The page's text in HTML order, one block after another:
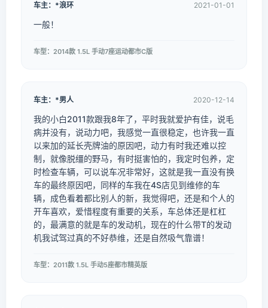
车主：*浪环 2021-01-01
一般！
车型：2014款 1.5L 手动7座运动都市C版
车主：*男人 2020-12-14
我的小白2011款跟我8年了，平时我就爱护有佳，说毛
病并没有，说动力吧，我感觉一直很稳定，也许我一直
以来加的延长壳牌油的原因吧，动力有时我还难以控
制，就像脱缰的野马，有时挺害怕的，我定时包养，定
时检查车辆，可以说车况非常好，这就是我一直没有换
车的最终原因吧，同样的车我在4S店见到维修的车
辆，成色看着都比别人的新，我觉得吧，还是和个人的
开车喜欢，爱惜程度有重要的关系，车总体还是杠杠
的，最满意的就是车的发动机，现在的什么带T的发动
机我试驾过真的不好恭维，还是自然吸气靠谱！
车型：2011款 1.5L 手动5座都市精英版